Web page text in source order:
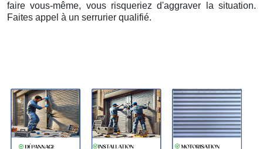
faire vous-même, vous risqueriez d'aggraver la situation.
Faites appel à un serrurier qualifié.